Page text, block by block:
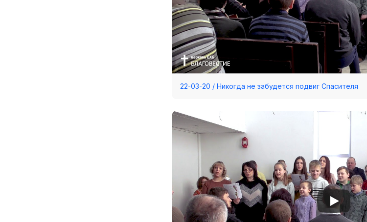
22-03-20 / Никогда не забудется подвиг Спасителя